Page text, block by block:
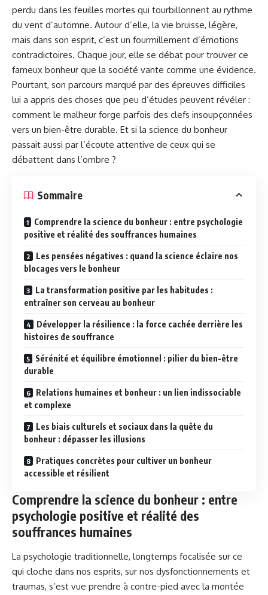
perdu dans les feuilles mortes qui tourbillonnent au rythme
du vent d’automne. Autour d’elle, la vie bruisse, légère,
mais dans son esprit, c’est un fourmillement d’émotions
contradictoires. Chaque jour, elle se débat pour trouver ce
fameux bonheur que la société vante comme une évidence.
Pourtant, son parcours marqué par des épreuves difficiles
lui a appris des choses que peu d’études peuvent révéler :
comment le malheur forge parfois des clefs insoupçonnées
vers un bien-être durable. Et si la science du bonheur
passait aussi par l’écoute attentive de ceux qui se
débattent dans l’ombre ?
Sommaire
Comprendre la science du bonheur : entre psychologie
positive et réalité des souffrances humaines
Les pensées négatives : quand la science éclaire nos
blocages vers le bonheur
La transformation positive par les habitudes :
entraîner son cerveau au bonheur
Développer la résilience : la force cachée derrière les
histoires de souffrance
Sérénité et équilibre émotionnel : pilier du bien-être
durable
Relations humaines et bonheur : un lien indissociable
et complexe
Les biais culturels et sociaux dans la quête du
bonheur : dépasser les illusions
Pratiques concrètes pour cultiver un bonheur
accessible et résilient
Comprendre la science du bonheur : entre
psychologie positive et réalité des
souffrances humaines
La psychologie traditionnelle, longtemps focalisée sur ce
qui cloche dans nos esprits, sur nos dysfonctionnements et
traumas, s’est vue prendre à contre-pied avec la montée